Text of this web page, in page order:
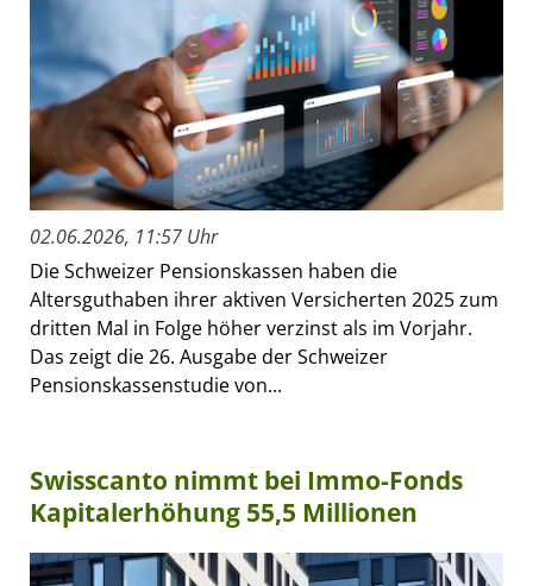
02.06.2026, 11:57 Uhr
Die Schweizer Pensionskassen haben die
Altersguthaben ihrer aktiven Versicherten 2025 zum
dritten Mal in Folge höher verzinst als im Vorjahr.
Das zeigt die 26. Ausgabe der Schweizer
Pensionskassenstudie von...
Swisscanto nimmt bei Immo-Fonds
Kapitalerhöhung 55,5 Millionen